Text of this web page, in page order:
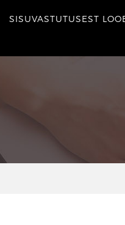
SISUVASTUTUSEST